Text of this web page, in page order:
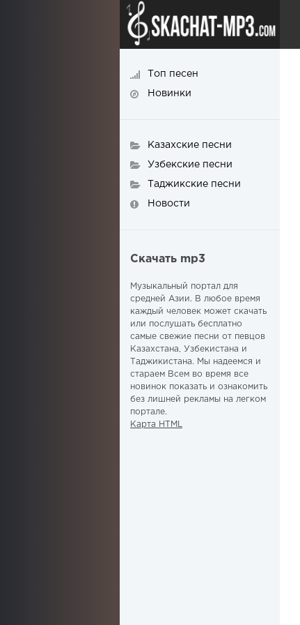
Топ песен
Новинки
Казахские песни
Узбекские песни
Таджикские песни
Новости
Скачать mp3
Музыкальный портал для
средней Азии. В любое время
каждый человек может скачать
или послушать бесплатно
самые свежие песни от певцов
Казахстана, Узбекистана и
Таджикистана. Мы надеемся и
стараем Всем во время все
новинок показать и ознакомить
без лишней рекламы на легком
портале.
Карта HTML